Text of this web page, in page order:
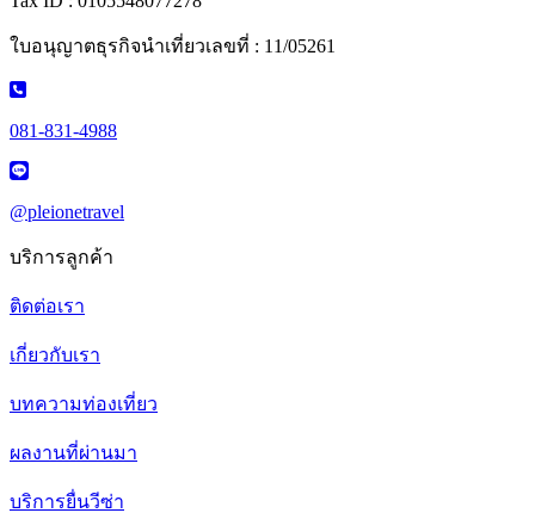
ใบอนุญาตธุรกิจนำเที่ยวเลขที่ : 11/05261
081-831-4988
@pleionetravel
บริการลูกค้า
ติดต่อเรา
เกี่ยวกับเรา
บทความท่องเที่ยว
ผลงานที่ผ่านมา
บริการยื่นวีซ่า